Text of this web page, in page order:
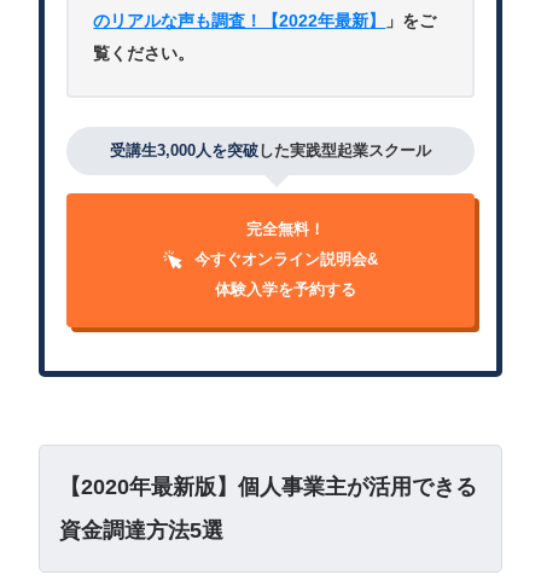
のリアルな声も調査！【2022年最新】
」をご
覧ください。
受講生3,000人を突破 した実践型起業スクール
完全無料！
今すぐオンライン説明会&
体験入学を予約する
【2020年最新版】個人事業主が活用できる
資金調達方法5選